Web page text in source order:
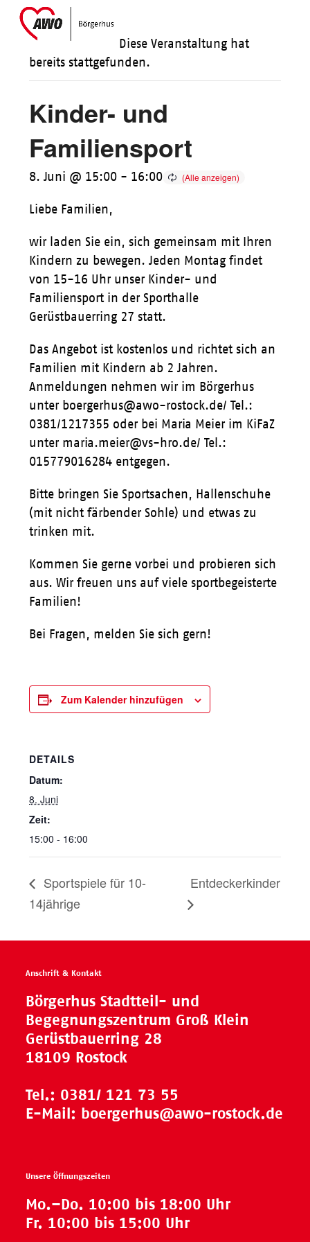
SkipOpen
mobile
Close
mobile
Diese Veranstaltung hat
bereits stattgefunden.
Kinder- und
Familiensport
8. Juni @ 15:00 - 16:00
Liebe Familien,
wir laden Sie ein, sich gemeinsam mit Ihren
Kindern zu bewegen. Jeden Montag findet
von 15-16 Uhr unser Kinder- und
Familiensport in der Sporthalle
Gerüstbauerring 27 statt.
Das Angebot ist kostenlos und richtet sich an
Familien mit Kindern ab 2 Jahren.
Anmeldungen nehmen wir im Börgerhus
unter boergerhus@awo-rostock.de/ Tel.:
0381/1217355 oder bei Maria Meier im KiFaZ
unter maria.meier@vs-hro.de/ Tel.:
015779016284 entgegen.
Bitte bringen Sie Sportsachen, Hallenschuhe
(mit nicht färbender Sohle) und etwas zu
trinken mit.
Kommen Sie gerne vorbei und probieren sich
aus. Wir freuen uns auf viele sportbegeisterte
Familien!
Bei Fragen, melden Sie sich gern!
Zum Kalender hinzufügen
DETAILS
Datum:
8. Juni
Zeit:
15:00 - 16:00
Sportspiele für 10-
14jährige
Entdeckerkinder
Anschrift & Kontakt
Börgerhus Stadtteil- und
Begegnungszentrum Groß Klein
Gerüstbauerring 28
18109 Rostock
Tel.: 0381/ 121 73 55
E-Mail: boergerhus@awo-rostock.de
Unsere Öffnungszeiten
Mo.–Do. 10:00 bis 18:00 Uhr
Fr. 10:00 bis 15:00 Uhr